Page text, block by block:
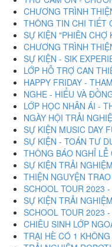
CHƯƠNG TRÌNH
THÔNG TIN CHI TIẾT
SỰ KIỆN "PHIÊN CHỢ
CHƯƠNG TRÌNH
SỰ KIỆN - SIK
LỚP HỖ TRỢ CAN
HAPPY FRIDAY -
NGHE - HIỂU VÀ
LỚP HỌC NHÂN ÁI -
NGÀY HỘI TRẢI
SỰ KIỆN MUSIC DAY
SỰ KIỆN - TOÁN TƯ
THÔNG BÁO NGHỈ
SỰ KIỆN TRẢI
THIỆN NGUYỆN
SCHOOL TOUR 2023
SỰ KIỆN TRẢI
SCHOOL TOUR 2023
CHIÊU SINH LỚP
TRẠI HÈ CÓ 1